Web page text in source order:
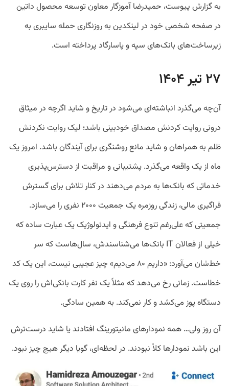
به گزارش پیوست، حمیدرضا آموزگار معاون توسعه محصول داتین
در صفحه شخصی خود در لینکدین به روزنگاری حمله سایبری به
زیرساخت‌های بانک‌های سپه و پاسارگاد پرداخته است.
۲۷ تیر ۱۴۰۴
آن‌چه می‌گذرد انباشته‌ای می‌شود در تاریخ و شاید اگرچه در میثاق
درونی روایت کردنش مصداق خودبینی باشد؛ لیک روایت نکردنش
ظلم به همراهان و شاید مانع روشنگری برای آیندگان باشد. امروز یک
ماه از یک واقعه می‌گذرد. پشتیبانی و مراقبت از دسترس‌پذیری
خدماتی که بانک‌ها به مردم می‌دهند در کنار تلاش برای گسترش
فراگیری مالی، زندگی روزمره یک جمعیت ۲۰۰۰ نفری را می‌سازد.
جمعیتی که علی‌رغم تنوع فرهنگی و ایدئولوژیک یک عبارت ساده که
خیلی از فعالان IT بانک‌ها می‌شناسندش، سال‌هاست که سر
خط‌شان می‌آورد: «داریم ۸۰ می‌دیم» چیز عجیبی نیست، این یک کد
خطاست. زمانی رخ می‌دهد که مثلاً یک نفر کارت بانکی‌اش را روی یک
دستگاه پوز می‌کشد و کار نمی‌کند. به همین سادگی.
آن روز ولی… همه نمودارهای مانیتورینگ افتادند یا شاید درست‌ترش
این باشد نمودارها کلاً نبودند. در لحظه‌ای، گویا دیگر هیچ چیز نبود.